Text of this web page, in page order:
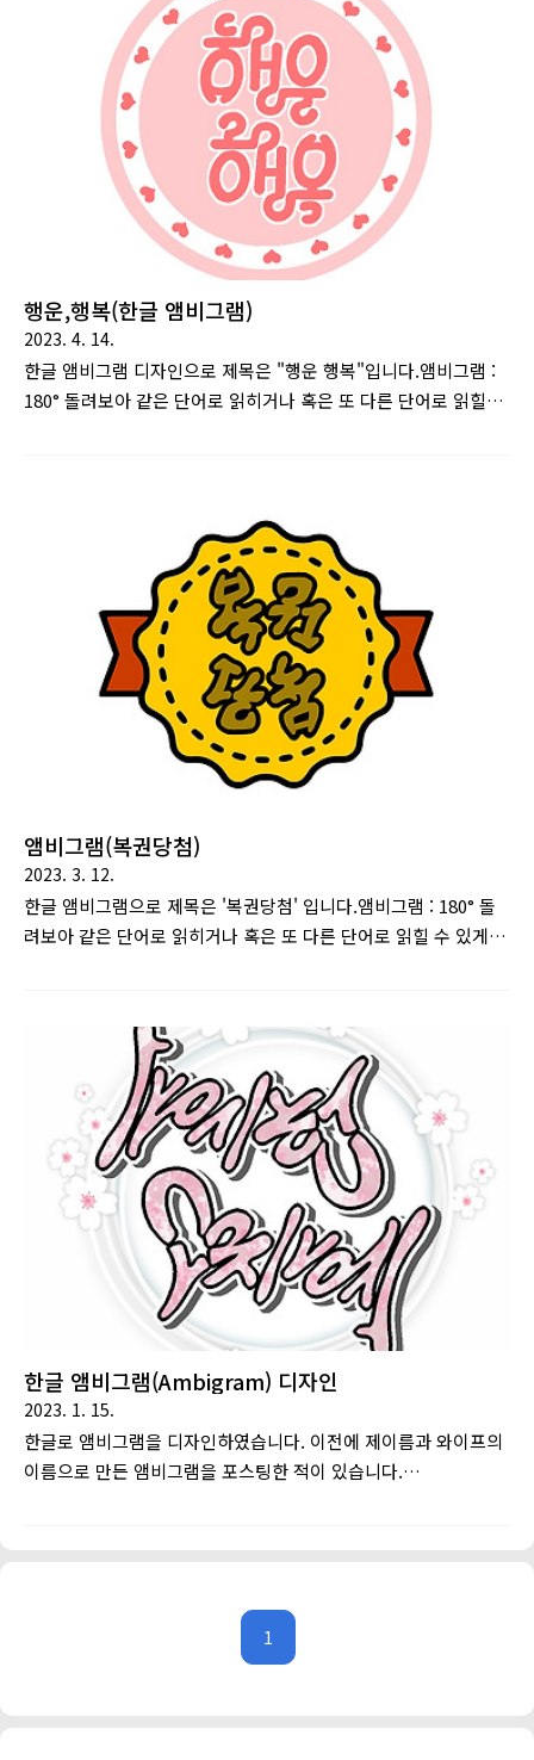
가 있고 아닌 글자가 있는것을 알게되는데,와이프의 이름은 어려
운 글자에 속했습니다.(이,지 라는 단순한 글자가 연속으로 있고,
이름 세글자에 세로축이 너무 많아서 변형이 어렵더라고요) 최대
한 변형 전과 후의 모습에 억지가 없도록 작업했는데, 그럼에도
불구하고 가독성이 그리 좋지는 않은것 같습니다.
행운,행복(한글 앰비그램)
2023. 4. 14.
한글 앰비그램 디자인으로 제목은 "행운 행복"입니다.앰비그램 :
180° 돌려보아 같은 단어로 읽히거나 혹은 또 다른 단어로 읽힐
운,행복"이라는 앰비그램 작품입니다. 뒤집어 읽어봐도 같은 글
자로 읽힙니다. 위는 디자인을 살짝 변형하여 단어 하나만 표시
한 것으로 "숨어있는 행복"이라는 작품입니다. 눈앞의 행운만 찾
다가 숨어있는 행복을 놓치지 않았으면 좋겠습니다.
앰비그램(복권당첨)
2023. 3. 12.
한글 앰비그램으로 제목은 '복권당첨' 입니다.앰비그램 : 180° 돌
려보아 같은 단어로 읽히거나 혹은 또 다른 단어로 읽힐 수 있게
비그램 디자인입니다.뒤집어서 보아도 똑같이 복권당첨으로 읽히
게 됩니다.상표 혹은 메달 디자인입니다.(저걸 뭐라고 부르는지
모르겠네요)캐주얼하고 심플한 느낌으로 디자인 했습니다.
한글 앰비그램(Ambigram) 디자인
2023. 1. 15.
한글로 앰비그램을 디자인하였습니다. 이전에 제이름과 와이프의
이름으로 만든 앰비그램을 포스팅한 적이 있습니다.
편이 아니었기에 가독성을 좀더 좋게 손봤습니다. 감사합니다.
1